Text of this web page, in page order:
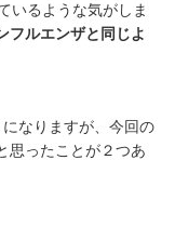
いるような気がしま
フルエンザと同じよ
なりますが、今回の
思ったことが２つあ